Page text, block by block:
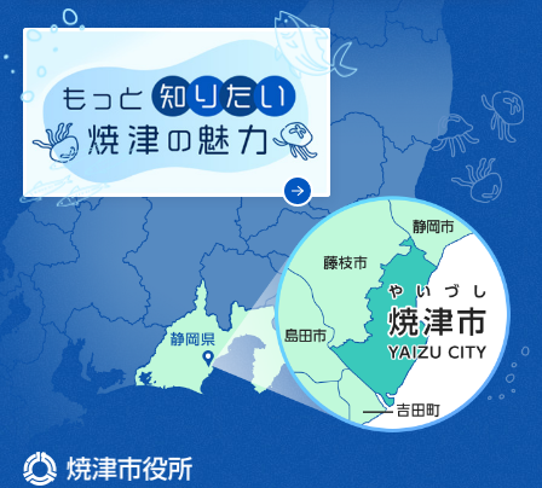
焼津市役所